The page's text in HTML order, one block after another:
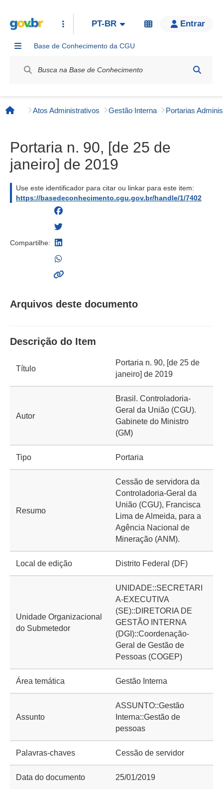
PT-BR Entrar
Base de Conhecimento da CGU
Página inicial
Atos Administrativos Gestão Interna
Portaria n. 90, [de 25 de
janeiro] de 2019
Use este identificador para citar ou linkar para este item:
https://basedeconhecimento.cgu.gov.br/handle/1/7402
Compartilhe:
Arquivos deste documento
Descrição do Item
Título
Portaria n. 90, [de 25 de
janeiro] de 2019
Autor
Brasil. Controladoria-
Geral da União (CGU).
Gabinete do Ministro
(GM)
Tipo Portaria
Resumo
Cessão de servidora da
Controladoria-Geral da
União (CGU), Francisca
Lima de Almeida, para a
Agência Nacional de
Mineração (ANM).
Local de edição Distrito Federal (DF)
Unidade Organizacional
do Submetedor
UNIDADE::SECRETARI
A-EXECUTIVA
(SE)::DIRETORIA DE
GESTÃO INTERNA
(DGI)::Coordenação-
Geral de Gestão de
Pessoas (COGEP)
Área temática Gestão Interna
Assunto
ASSUNTO::Gestão
Interna::Gestão de
pessoas
Palavras-chaves Cessão de servidor
Data do documento 25/01/2019